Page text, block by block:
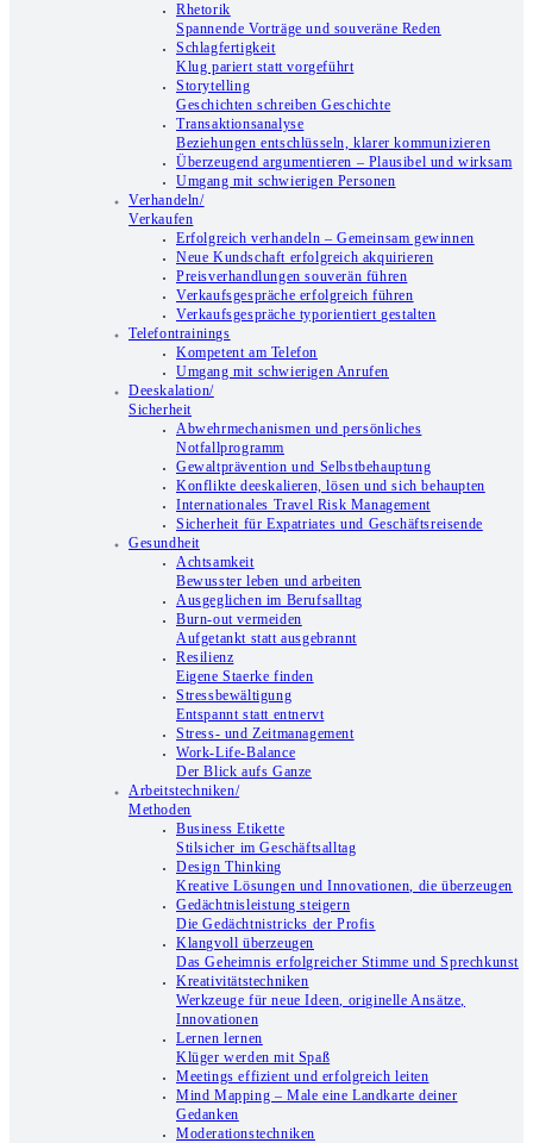
Rhetorik
Spannende Vorträge und souveräne Reden
Schlagfertigkeit
Klug pariert statt vorgeführt
Storytelling
Geschichten schreiben Geschichte
Transaktionsanalyse
Beziehungen entschlüsseln, klarer kommunizieren
Überzeugend argumentieren – Plausibel und wirksam
Umgang mit schwierigen Personen
Verhandeln/
Verkaufen
Erfolgreich verhandeln – Gemeinsam gewinnen
Neue Kundschaft erfolgreich akquirieren
Preisverhandlungen souverän führen
Verkaufsgespräche erfolgreich führen
Verkaufsgespräche typorientiert gestalten
Telefontrainings
Kompetent am Telefon
Umgang mit schwierigen Anrufen
Deeskalation/
Sicherheit
Abwehrmechanismen und persönliches
Notfallprogramm
Gewaltprävention und Selbstbehauptung
Konflikte deeskalieren, lösen und sich behaupten
Internationales Travel Risk Management
Sicherheit für Expatriates und Geschäftsreisende
Gesundheit
Achtsamkeit
Bewusster leben und arbeiten
Ausgeglichen im Berufsalltag
Burn-out vermeiden
Aufgetankt statt ausgebrannt
Resilienz
Eigene Staerke finden
Stressbewältigung
Entspannt statt entnervt
Stress- und Zeitmanagement
Work-Life-Balance
Der Blick aufs Ganze
Arbeitstechniken/
Methoden
Business Etikette
Stilsicher im Geschäftsalltag
Design Thinking
Kreative Lösungen und Innovationen, die überzeugen
Gedächtnisleistung steigern
Die Gedächtnistricks der Profis
Klangvoll überzeugen
Das Geheimnis erfolgreicher Stimme und Sprechkunst
Kreativitätstechniken
Werkzeuge für neue Ideen, originelle Ansätze,
Innovationen
Lernen lernen
Klüger werden mit Spaß
Meetings effizient und erfolgreich leiten
Mind Mapping – Male eine Landkarte deiner
Gedanken
Moderationstechniken